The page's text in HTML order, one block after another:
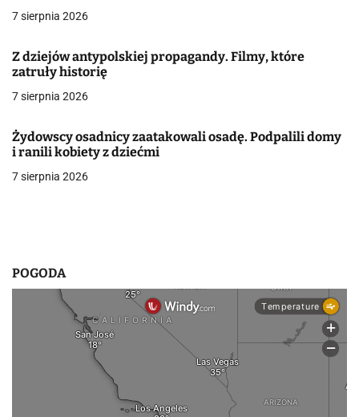
j
a
w
i
s
7 sierpnia 2026
Z dziejów antypolskiej propagandy. Filmy, które
zatruły historię
7 sierpnia 2026
Żydowscy osadnicy zaatakowali osadę. Podpalili domy
i ranili kobiety z dziećmi
7 sierpnia 2026
POGODA